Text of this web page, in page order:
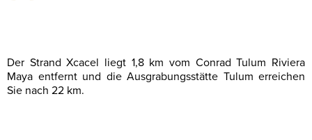
Der Strand Xcacel liegt 1,8 km vom Conrad Tulum Riviera
Maya entfernt und die Ausgrabungsstätte Tulum erreichen
Sie nach 22 km.